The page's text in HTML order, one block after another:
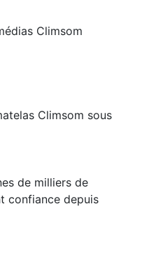
Climsom sous
de milliers de
confiance depuis